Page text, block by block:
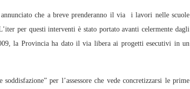
che a breve prenderanno il via i lavori nelle scuole
per questi interventi è stato portato avanti celermente dagli
la Provincia ha dato il via libera ai progetti esecutivi in un
per l’assessore che vede concretizzarsi le prime